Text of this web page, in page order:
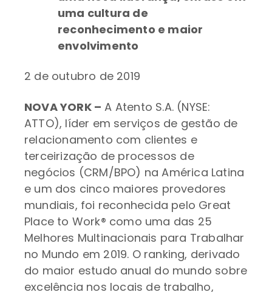
uma cultura de
reconhecimento e maior
envolvimento
2 de outubro de 2019
NOVA YORK – A Atento S.A. (NYSE:
ATTO), líder em serviços de gestão de
relacionamento com clientes e
terceirização de processos de
negócios (CRM/BPO) na América Latina
e um dos cinco maiores provedores
mundiais, foi reconhecida pelo Great
Place to Work® como uma das 25
Melhores Multinacionais para Trabalhar
no Mundo em 2019. O ranking, derivado
do maior estudo anual do mundo sobre
excelência nos locais de trabalho,